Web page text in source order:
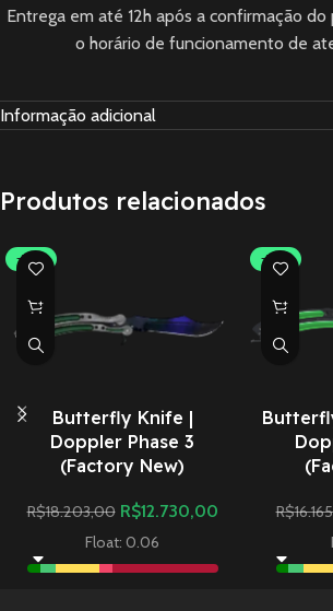
Entrega em até 12h após a confirmação
o horário de funcionamento de
Informação adicional
Produtos relacionados
-30%
Butterfly Knife |
Doppler Phase 3
(Factory New)
R$18.203,00 R$12.730,00
Float: 0.06
-30%
R$